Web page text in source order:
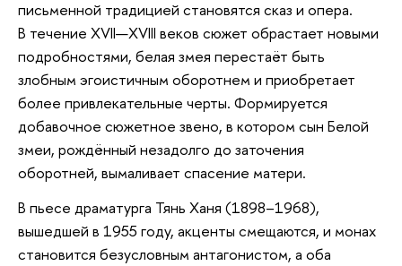
письменной традицией становятся сказ и опера.
В течение XVII—XVIII веков сюжет обрастает новыми
подробностями, белая змея перестаёт быть
злобным эгоистичным оборотнем и приобретает
более привлекательные черты. Формируется
добавочное сюжетное звено, в котором сын Белой
змеи, рождённый незадолго до заточения
оборотней, вымаливает спасение матери.
В пьесе драматурга Тянь Ханя (1898–1968),
вышедшей в 1955 году, акценты смещаются, и монах
становится безусловным антагонистом, а оба